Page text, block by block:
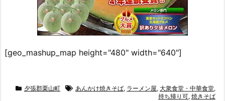
[geo_mashup_map height="480" width="640"]
夕張郡栗山町 あんかけ焼きそば, ラーメン屋, 大衆食堂・中華食堂,
持ち帰り可, 焼きそば